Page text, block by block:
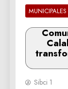
MUNICIPALES
Sibci 1